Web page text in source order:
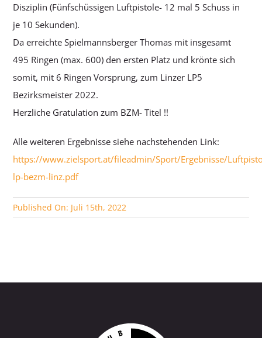
Disziplin (Fünfschüssigen Luftpistole- 12 mal 5 Schuss in
je 10 Sekunden).
Da erreichte Spielmannsberger Thomas mit insgesamt
495 Ringen (max. 600) den ersten Platz und krönte sich
somit, mit 6 Ringen Vorsprung, zum Linzer LP5
Bezirksmeister 2022.
Herzliche Gratulation zum BZM- Titel !!
Alle weiteren Ergebnisse siehe nachstehenden Link:
https://www.zielsport.at/fileadmin/Sport/Ergebnisse/
lp-bezm-linz.pdf
Published On: Juli 15th, 2022